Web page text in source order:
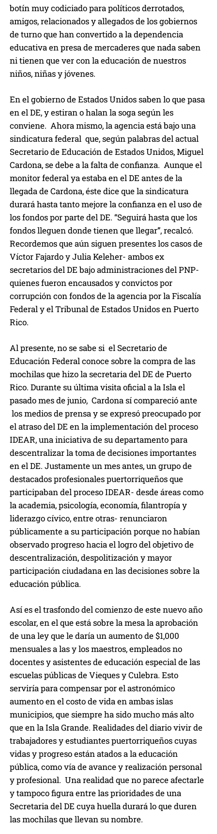
botín muy codiciado para políticos derrotados,
amigos, relacionados y allegados de los gobiernos
de turno que han convertido a la dependencia
educativa en presa de mercaderes que nada saben
ni tienen que ver con la educación de nuestros
niños, niñas y jóvenes.
En el gobierno de Estados Unidos saben lo que pasa
en el DE, y estiran o halan la soga según les
conviene. Ahora mismo, la agencia está bajo una
sindicatura federal que, según palabras del actual
Secretario de Educación de Estados Unidos, Miguel
Cardona, se debe a la falta de confianza. Aunque el
monitor federal ya estaba en el DE antes de la
llegada de Cardona, éste dice que la sindicatura
durará hasta tanto mejore la confianza en el uso de
los fondos por parte del DE. “Seguirá hasta que los
fondos lleguen donde tienen que llegar”, recalcó.
Recordemos que aún siguen presentes los casos de
Víctor Fajardo y Julia Keleher- ambos ex
secretarios del DE bajo administraciones del PNP-
quienes fueron encausados y convictos por
corrupción con fondos de la agencia por la Fiscalía
Federal y el Tribunal de Estados Unidos en Puerto
Rico.
Al presente, no se sabe si el Secretario de
Educación Federal conoce sobre la compra de las
mochilas que hizo la secretaria del DE de Puerto
Rico. Durante su última visita oficial a la Isla el
pasado mes de junio, Cardona sí compareció ante
los medios de prensa y se expresó preocupado por
el atraso del DE en la implementación del proceso
IDEAR, una iniciativa de su departamento para
descentralizar la toma de decisiones importantes
en el DE. Justamente un mes antes, un grupo de
destacados profesionales puertorriqueños que
participaban del proceso IDEAR- desde áreas como
la academia, psicología, economía, filantropía y
liderazgo cívico, entre otras- renunciaron
públicamente a su participación porque no habían
observado progreso hacia el logro del objetivo de
descentralización, despolitización y mayor
participación ciudadana en las decisiones sobre la
educación pública.
Así es el trasfondo del comienzo de este nuevo año
escolar, en el que está sobre la mesa la aprobación
de una ley que le daría un aumento de $1,000
mensuales a las y los maestros, empleados no
docentes y asistentes de educación especial de las
escuelas públicas de Vieques y Culebra. Esto
serviría para compensar por el astronómico
aumento en el costo de vida en ambas islas
municipios, que siempre ha sido mucho más alto
que en la Isla Grande. Realidades del diario vivir de
trabajadores y estudiantes puertorriqueños cuyas
vidas y progreso están atados a la educación
pública, como vía de avance y realización personal
y profesional. Una realidad que no parece afectarle
y tampoco figura entre las prioridades de una
Secretaria del DE cuya huella durará lo que duren
las mochilas que llevan su nombre.